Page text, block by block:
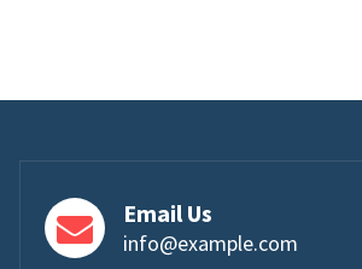
Email Us
info@example.com